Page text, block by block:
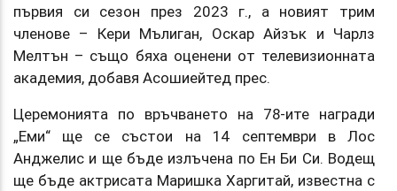
първия си сезон през 2023 г., а новият трим
членове – Кери Мълиган, Оскар Айзък и Чарлз
Мелтън – също бяха оценени от телевизионната
академия, добавя Асошиейтед прес.
Церемонията по връчването на 78-ите награди
„Еми“ ще се състои на 14 септември в Лос
Анджелис и ще бъде излъчена по Ен Би Си. Водещ
ще бъде актрисата Маришка Харгитай, известна с